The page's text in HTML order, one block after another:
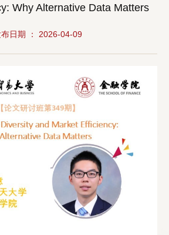
Why Alternative Data Matters
布日期 ： 2026-04-09